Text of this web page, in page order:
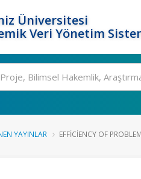
Üniversitesi
Veri Yönetim
YAYINLAR EFFICIENCY OF